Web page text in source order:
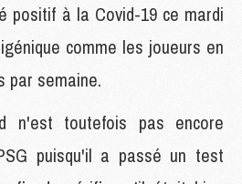
positif à la Covid-19 ce mardi
comme les joueurs en
par semaine.
n'est toutefois pas encore
puisqu'il a passé un test